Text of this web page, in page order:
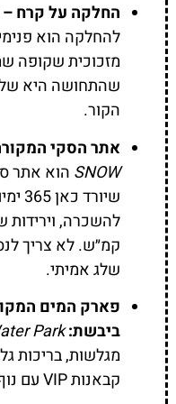
החלקה על קרח
להחלקה הוא
מזכוכית שקופה
שהתחושה היא
הקור.
אתר הסקי
SNOW הוא אתר
להשכרה, וירידות
קמ״ש. לא צריך
שלג אמיתי.
פארק המים
ביבשת:Park
מגלשות, בריכות
קבאנות VIP עם נוף פנורמי למתקנים.